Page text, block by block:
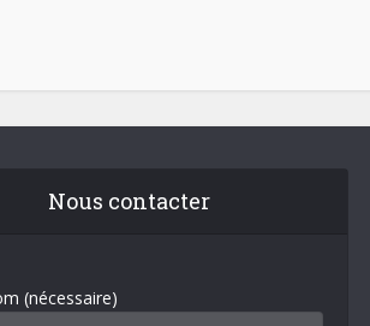
Nous contacter
(nécessaire)